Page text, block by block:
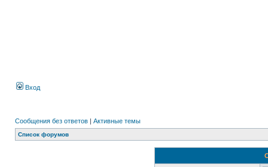
Вход
Сообщения без ответов | Активные темы
Список форумов